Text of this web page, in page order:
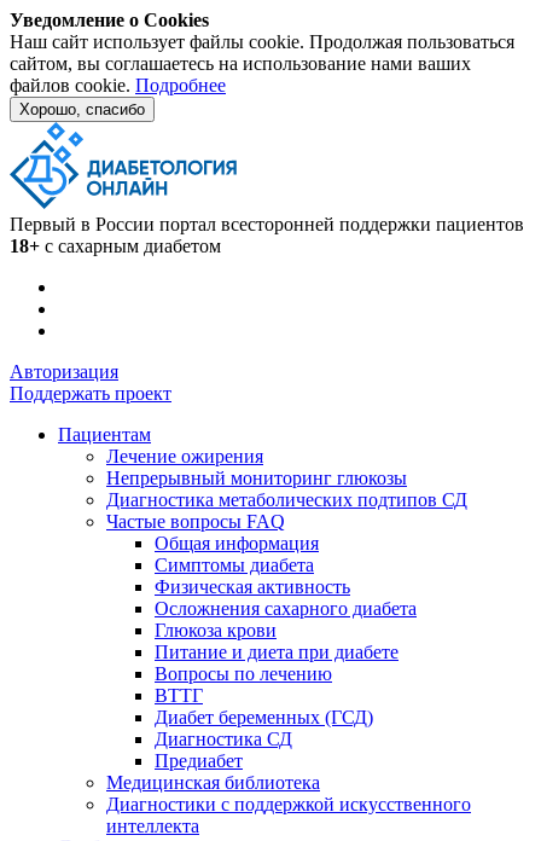
Уведомление о Cookies
Наш сайт использует файлы cookie. Продолжая пользоваться
сайтом, вы соглашаетесь на использование нами ваших
файлов cookie. Подробнее
Хорошо, спасибо
Первый в России портал всесторонней поддержки пациентов
18+ с сахарным диабетом
Авторизация
Поддержать проект
Пациентам
Лечение ожирения
Непрерывный мониторинг глюкозы
Диагностика метаболических подтипов СД
Частые вопросы FAQ
Общая информация
Симптомы диабета
Физическая активность
Осложнения сахарного диабета
Глюкоза крови
Питание и диета при диабете
Вопросы по лечению
ВТТГ
Диабет беременных (ГСД)
Диагностика СД
Предиабет
Медицинская библиотека
Диагностики с поддержкой искусственного
интеллекта